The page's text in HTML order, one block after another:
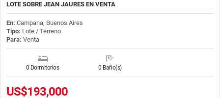
LOTE SOBRE JEAN JAURES EN VENTA
En: Campana, Buenos Aires
Tipo: Lote / Terreno
Para: Venta
0 Dormitorios 0 Baño(s)
US$193,000